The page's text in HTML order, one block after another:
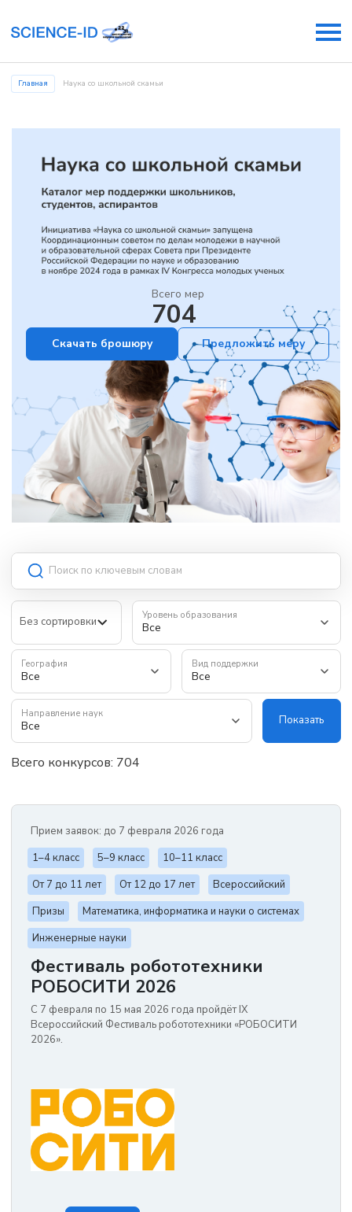
Главная Наука со школьной скамьи
Всего мер
704
Скачать брошюру Предложить меру
Уровень образования
Все
География
Все
Вид поддержки
Все
Направление наук
Все Показать
Всего конкурсов: 704
Прием заявок: до 7 февраля 2026 года
1–4 класс
5–9 класс
10–11 класс
От 7 до 11 лет
От 12 до 17 лет
Всероссийский
Призы
Математика, информатика и науки о системах
Инженерные науки
Фестиваль робототехники
РОБОСИТИ 2026
С 7 февраля по 15 мая 2026 года пройдёт IX
Всероссийский Фестиваль робототехники «РОБОСИТИ
2026».